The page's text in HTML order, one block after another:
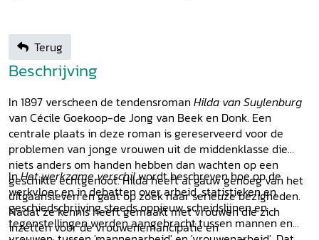
Terug
Beschrijving
In 1897 verscheen de tendensroman Hilda van Suylenburg
van Cécile Goekoop-de Jong van Beek en Donk. Een
centrale plaats in deze roman is gereserveerd voor de
problemen van jonge vrouwen uit de middenklasse die
niets anders om handen hebben dan wachten op een
geschikte echtgenoot. Hilda heeft al gauw genoeg van het
uitgaansleven en gaat op zoek naar serieuze bezigheden.
Nadat ze kennis heeft gemaakt met vrouwen die zich
inzetten voor de vrouwenemancipatie en
InHet werkzame verschilwordt beschreven hoe op de
werkvloer en in debatten over arbeid, statistieken en
geschiedschrijving steeds opnieuw scheidslijnen en
tegenstellingen werden aangebracht tussen mannen en